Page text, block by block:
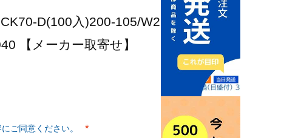
D(100入)200-105/W2
【メーカー取寄せ】
ご同意ください。